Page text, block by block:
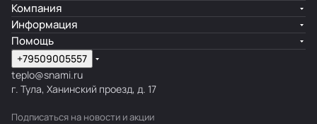
Компания
Информация
Помощь
+79509005557
teplo@snami.ru
г. Тула, Ханинский проезд, д. 17
Подписаться на новости и акции